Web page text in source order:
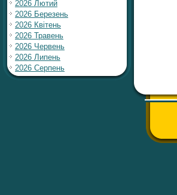
2026 Лютий
2026 Березень
2026 Квітень
2026 Травень
2026 Червень
2026 Липень
2026 Серпень